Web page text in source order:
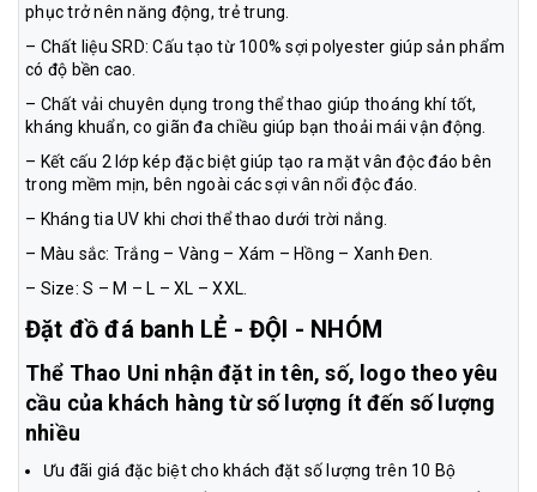
phục trở nên năng động, trẻ trung.
– Chất liệu SRD: Cấu tạo từ 100% sợi polyester giúp sản phẩm
có độ bền cao.
– Chất vải chuyên dụng trong thể thao giúp thoáng khí tốt,
kháng khuẩn, co giãn đa chiều giúp bạn thoải mái vận động.
– Kết cấu 2 lớp kép đặc biệt giúp tạo ra mặt vân độc đáo bên
trong mềm mịn, bên ngoài các sợi vân nổi độc đáo.
– Kháng tia UV khi chơi thể thao dưới trời nắng.
– Màu sắc: Trắng – Vàng – Xám – Hồng – Xanh Đen.
– Size: S – M – L – XL – XXL.
Đặt đồ đá banh LẺ - ĐỘI - NHÓM
Thể Thao Uni nhận đặt in tên, số, logo theo yêu
cầu của khách hàng từ số lượng ít đến số lượng
nhiều
Ưu đãi giá đặc biệt cho khách đặt số lượng trên 10 Bộ